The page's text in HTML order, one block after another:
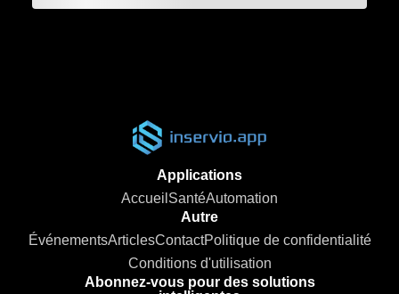
Applications
Accueil SantéAutomation
Autre
ÉvénementsArticlesContactPolitique de confidentialité
Conditions d'utilisation
Abonnez-vous pour des solutions